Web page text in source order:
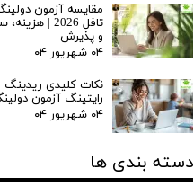
مقایسه آزمون
تافل 2026 |
و پذیرش
۰۴ شهریور ۰۴
نکات کلیدی ریدینگ
رایتینگ آزمون
۰۴ شهریور ۰۴
دسته بندی ها